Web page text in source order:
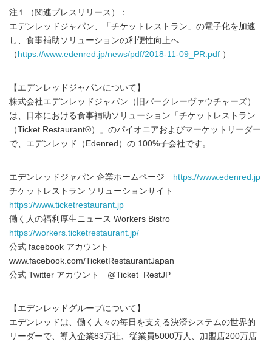
注１（関連プレスリリース）：
エデンレッドジャパン、「チケットレストラン」の電子化を加速
し、食事補助ソリューションの利便性向上へ
（ https://www.edenred.jp/news/pdf/2018-11-09_PR.pdf ）
【エデンレッドジャパンについて】
株式会社エデンレッドジャパン（旧バークレーヴァウチャーズ）
は、日本における食事補助ソリューション「チケットレストラン
（Ticket Restaurant®）」のパイオニアおよびマーケットリーダー
で、エデンレッド（Edenred）の 100%子会社です。
エデンレッドジャパン 企業ホームページ
https://www.edenred.jp
チケットレストラン ソリューションサイト
https://www.ticketrestaurant.jp
働く人の福利厚生ニュース Workers Bistro
https://workers.ticketrestaurant.jp/
公式 facebook アカウント
www.facebook.com/TicketRestaurantJapan
公式 Twitter アカウント @Ticket_RestJP
【エデンレッドグループについて】
エデンレッドは、働く人々の毎日を支える決済システムの世界的
リーダーで、導入企業83万社、従業員5000万人、加盟店200万店